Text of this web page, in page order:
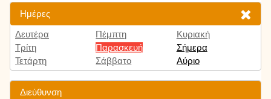
Ημέρες
Δευτέρα
Τρίτη
Τετάρτη
Πέμπτη
Παρασκευή
Σάββατο
Κυριακή
Σήμερα
Αύριο
Διεύθυνση